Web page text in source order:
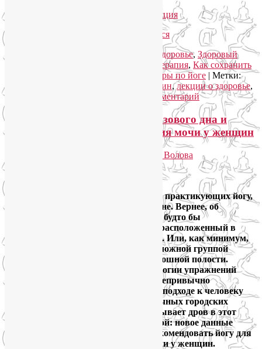
подробная фотонавигация
Женское здоровье, Здоровый
Йогатерапия, Как сохранить
Семинары по йоге | Метки:
гормон соматотропин,лекции о здоровье,
Добавить комментарий
Йога для укрепления мышц тазового дна и
лечения стрессового недержания мочи у женщин
Лия Волова
Это трудно не заметить: среди людей, практикующих йогу,
все больше разговоров о… тазовом дне. Вернее, об
укреплении мыщц тазового дна. Как будто бы
энергетический центр, традиционно расположенный в
абдоминальной зоне, сместился ниже. Или, как минимум,
разделил свой особенный статус со сложной группой
мышц, поддерживающих органы брюшной полости.
Широкое распространение в гинекологии упражнений
Кегеля тоже способствует тому, что непривычно
холистическая в своем комплексном подходе к человеку
йога прижилась среди материалистичных городских
женщин. И наука постоянно подбрасывает дров в этот
костер повсеместного увлечения йогой: новое данные
американских ученых позволяют рекомендовать йогу для
лечения стрессового недержания мочи у женщин.